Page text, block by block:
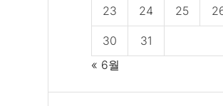
23 24 25
30
31
« 6월